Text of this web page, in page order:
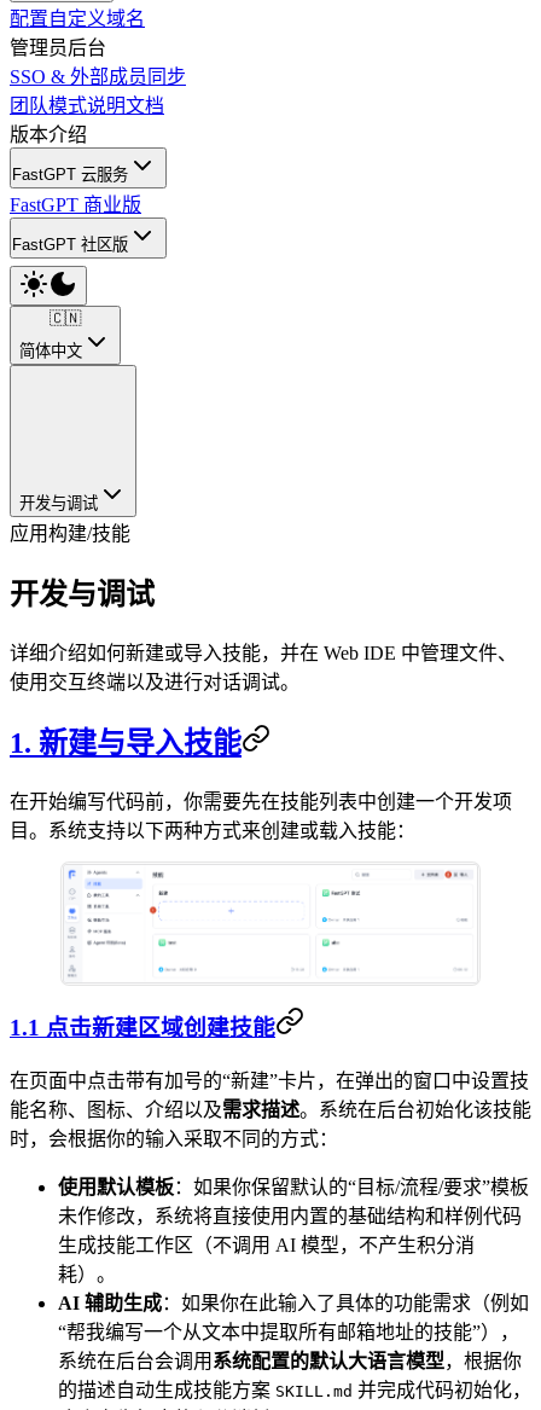
配置自定义域名
管理员后台
SSO & 外部成员同步
团队模式说明文档
版本介绍
FastGPT 云服务
FastGPT 商业版
FastGPT 社区版
🇨🇳
简体中文
开发与调试
应用构建/技能
开发与调试
详细介绍如何新建或导入技能，并在 Web IDE 中管理文件、
使用交互终端以及进行对话调试。
1. 新建与导入技能
在开始编写代码前，你需要先在技能列表中创建一个开发项
目。系统支持以下两种方式来创建或载入技能：
1.1 点击新建区域创建技能
在页面中点击带有加号的“新建”卡片，在弹出的窗口中设置技
能名称、图标、介绍以及需求描述。系统在后台初始化该技能
时，会根据你的输入采取不同的方式：
使用默认模板：如果你保留默认的“目标/流程/要求”模板
未作修改，系统将直接使用内置的基础结构和样例代码
生成技能工作区（不调用 AI 模型，不产生积分消
耗）。
AI 辅助生成：如果你在此输入了具体的功能需求（例如
“帮我编写一个从文本中提取所有邮箱地址的技能”），
系统在后台会调用 系统配置的默认大语言模型，根据你
的描述自动生成技能方案 SKILL.md 并完成代码初始化，